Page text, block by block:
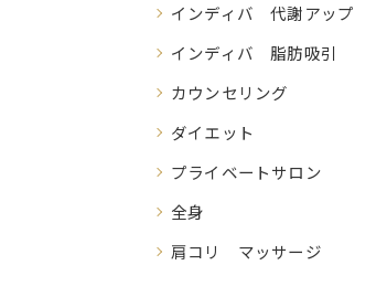
インディバ 代謝アップ
インディバ 脂肪吸引
カウンセリング
ダイエット
プライベートサロン
全身
肩コリ マッサージ